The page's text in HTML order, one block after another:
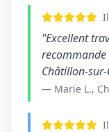
"Excellent
Châtillon-
— Marie L.,